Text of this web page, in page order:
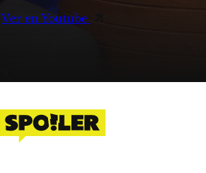
Ver en Youtube